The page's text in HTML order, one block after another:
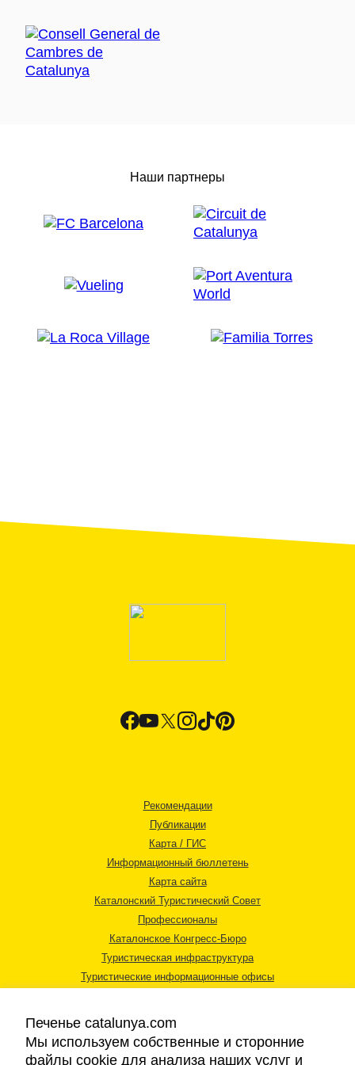
Наши партнеры
Рекомендации
Публикации
Карта / ГИС
Информационный бюллетень
Карта сайта
Каталонский Туристический Совет
Профессионалы
Каталонское Конгресс-Бюро
Туристическая инфраструктура
Туристические информационные офисы
Печенье catalunya.com
Мы используем собственные и сторонние
файлы cookie для анализа наших услуг и